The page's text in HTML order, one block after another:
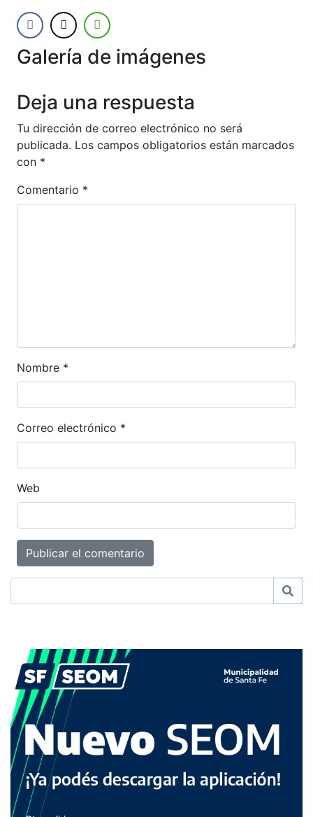
Galería de imágenes
Deja una respuesta
Tu dirección de correo electrónico no será
publicada. Los campos obligatorios están marcados
con *
Comentario *
Nombre *
Correo electrónico *
Web